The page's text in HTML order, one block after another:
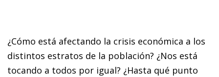
¿Cómo está afectando la crisis económica a los
distintos estratos de la población? ¿Nos está
tocando a todos por igual? ¿Hasta qué punto